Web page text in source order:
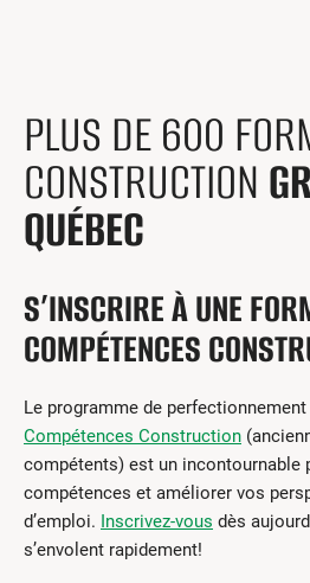
Employeurs
Documents et formulaires
Recherche
PLUS DE 600
CONSTRUCTION
QUÉBEC
S’INSCRIRE À UNE
COMPÉTENCES
Le programme de
Compétences Construction
compétents) est un incontournable
compétences et améliorer vos
d’emploi. Inscrivez-vous dès
s’envolent rapidement!